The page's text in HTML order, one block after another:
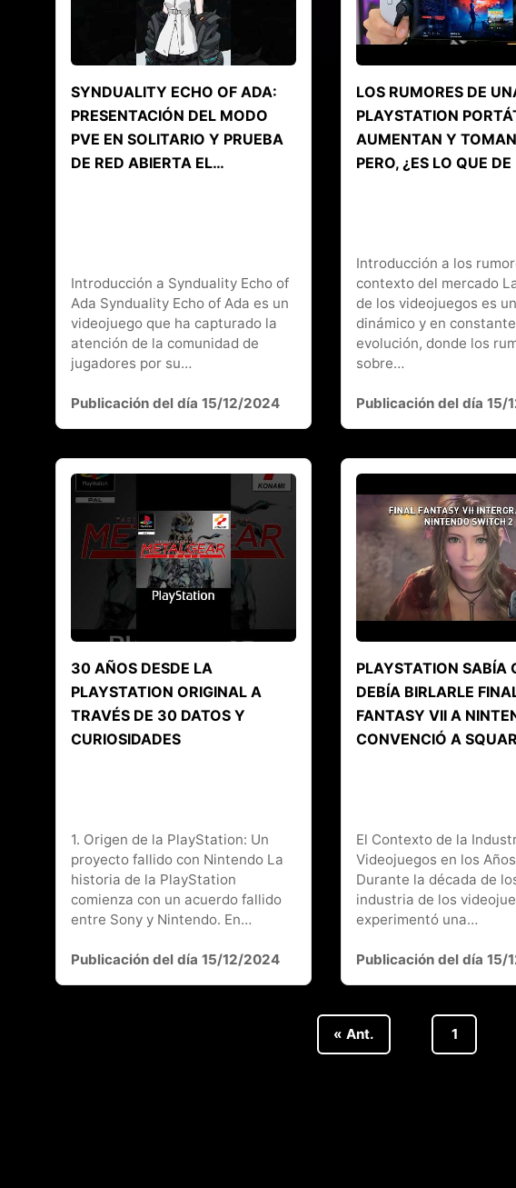
SYNDUALITY ECHO OF ADA:
PRESENTACIÓN DEL MODO
PVE EN SOLITARIO Y PRUEBA
DE RED ABIERTA EL…
Introducción a Synduality Echo of
Ada Synduality Echo of Ada es un
videojuego que ha capturado la
atención de la comunidad de
jugadores por su…
Publicación del día 15/12/2024
LOS RUMORES DE
PLAYSTATION
AUMENTAN Y
PERO, ¿ES LO QUE
Introducción a los
contexto del mercado
de los videojuegos es
dinámico y en constante
evolución, donde los
sobre…
Publicación del día 15/
30 AÑOS DESDE LA
PLAYSTATION ORIGINAL A
TRAVÉS DE 30 DATOS Y
CURIOSIDADES
1. Origen de la PlayStation: Un
proyecto fallido con Nintendo La
historia de la PlayStation
comienza con un acuerdo fallido
entre Sony y Nintendo. En…
Publicación del día 15/12/2024
PLAYSTATION SABÍA
DEBÍA BIRLARLE
FANTASY VII A
CONVENCIÓ A
El Contexto de la
Videojuegos en los
Durante la década de
industria de los
experimentó una…
Publicación del día 15/
« Ant. 1